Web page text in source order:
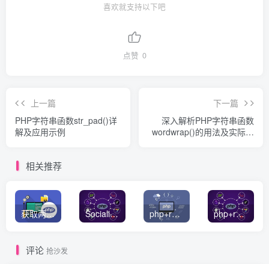
喜欢就支持以下吧
点赞 0
上一篇
PHP字符串函数str_pad()详
解及应用示例
下一篇
深入解析PHP字符串函数
wordwrap()的用法及实际应
相关推荐
获取两个数组的交集或者并集数据 Socialite PHP 社交登录统一解决方案 php+redis简单队列实例 php+redis实现消息队列
评论 抢沙发